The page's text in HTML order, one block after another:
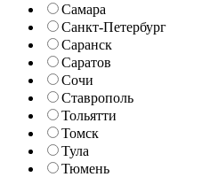
Самара
Санкт-Петербург
Саранск
Саратов
Сочи
Ставрополь
Тольятти
Томск
Тула
Тюмень